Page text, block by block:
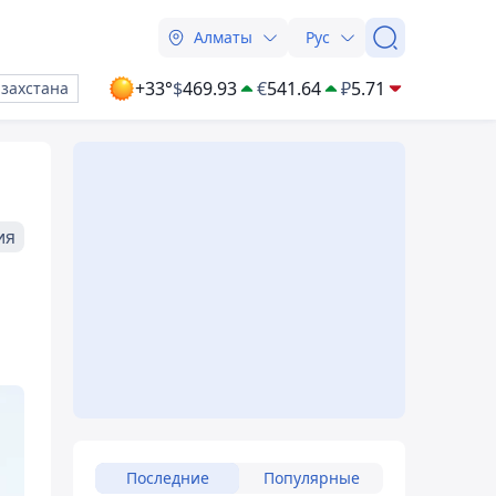
Алматы Рус
+33°$469.93 €541.64 ₽5.71
Последние Популярные